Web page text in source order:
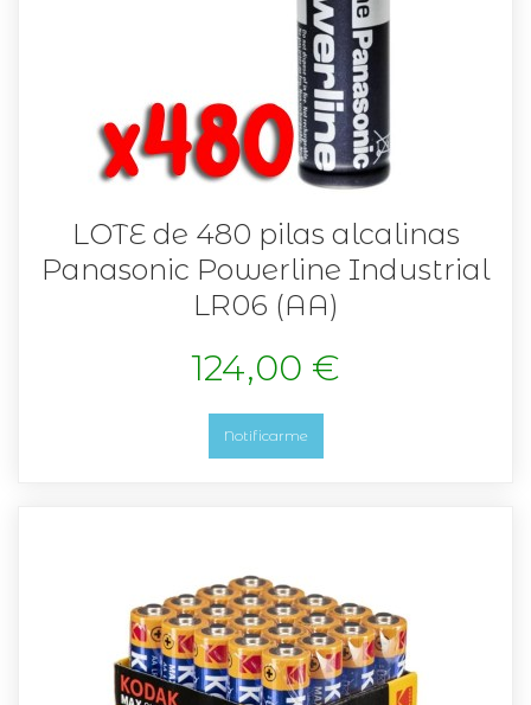
LOTE de 480 pilas alcalinas
Panasonic Powerline Industrial
LR06 (AA)
124,00 €
Notificarme